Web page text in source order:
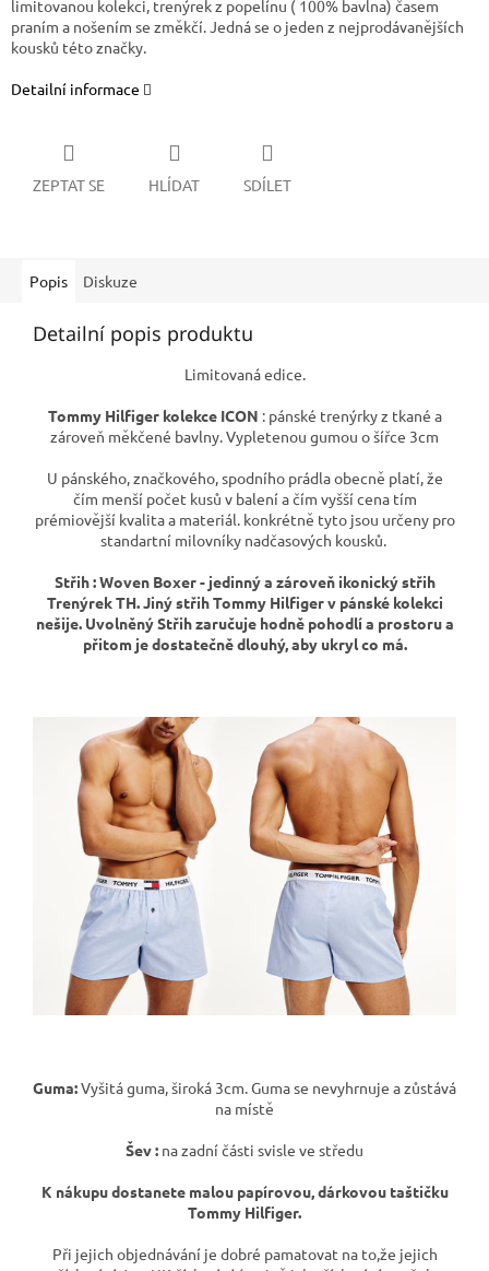
limitovanou kolekci, trenýrek z popelínu ( 100% bavlna) časem
praním a nošením se změkčí. Jedná se o jeden z nejprodávanějších
kousků této značky.
Detailní informace
ZEPTAT SE HLÍDAT SDÍLET
Popis Diskuze
Detailní popis produktu
Limitovaná edice.
Tommy Hilfiger kolekce ICON : pánské trenýrky z tkané a
zároveň měkčené bavlny. Vypletenou gumou o šířce 3cm
U pánského, značkového, spodního prádla obecně platí, že
čím menší počet kusů v balení a čím vyšší cena tím
prémiovější kvalita a materiál. konkrétně tyto jsou určeny pro
standartní milovníky nadčasových kousků.
Střih : Woven Boxer - jedinný a zároveň ikonický střih
Trenýrek TH. Jiný střih Tommy Hilfiger v pánské kolekci
nešije. Uvolněný Střih zaručuje hodně pohodlí a prostoru a
přitom je dostatečně dlouhý, aby ukryl co má.
Guma:Vyšitá guma, široká 3cm. Guma se nevyhrnuje a zůstává
na místě
Šev : na zadní části svisle ve středu
K nákupu dostanete malou papírovou, dárkovou taštičku
Tommy Hilfiger.
Při jejich objednávání je dobré pamatovat na to,že jejich